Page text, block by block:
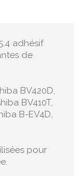
adhésif
de
BV420D ,
BV410T ,
B-EV4D ,
pour